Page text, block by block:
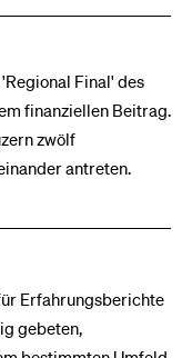
Final' des
finanziellen Beitrag.
zwölf
antreten.
Erfahrungsberichte
gebeten,